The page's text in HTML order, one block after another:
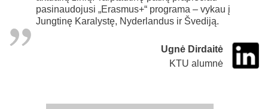
pasinaudojusi „Erasmus+“ programa – vykau į
Jungtinę Karalystę, Nyderlandus ir Švediją.
Ugnė Dirdaitė
KTU alumnė